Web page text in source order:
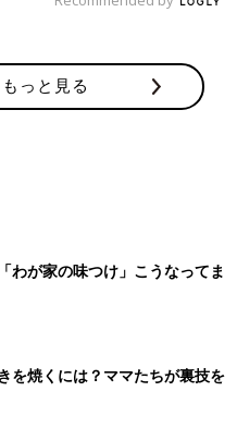
っと見る
わが家の味つけ」こうなってま
を焼くには？ママたちが裏技を